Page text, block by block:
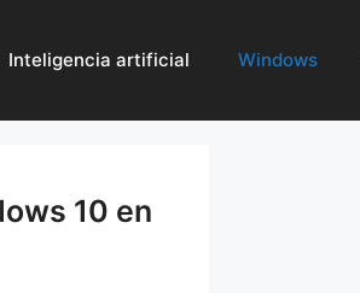
Inteligencia artificial Windows
10 en